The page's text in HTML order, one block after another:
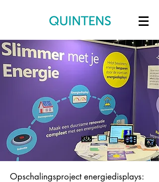
Opschalingsproject energiedisplays: